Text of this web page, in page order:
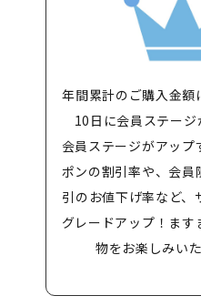
年間累計のご購入金額
10日に会員ステージ
会員ステージがアップ
ポンの割引率や、会員
引のお値下げ率など、
グレードアップ！ます
物をお楽しみいた